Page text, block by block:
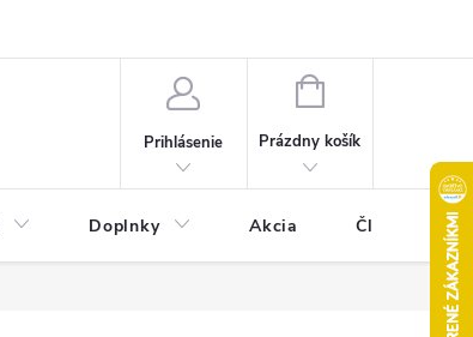
Prihlásenie
NÁKUPNÝ
Prázdny košík
Doplnky Akcia Články